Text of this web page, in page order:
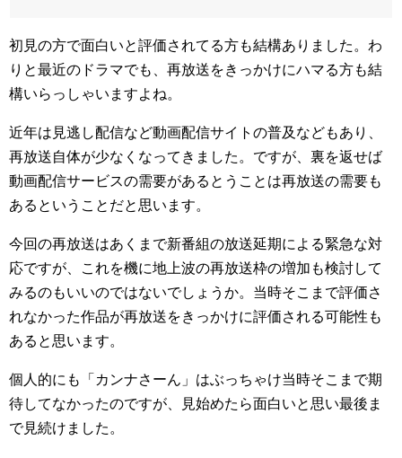
初見の方で面白いと評価されてる方も結構ありました。わ
りと最近のドラマでも、再放送をきっかけにハマる方も結
構いらっしゃいますよね。
近年は見逃し配信など動画配信サイトの普及などもあり、
再放送自体が少なくなってきました。ですが、裏を返せば
動画配信サービスの需要があるとうことは再放送の需要も
あるということだと思います。
今回の再放送はあくまで新番組の放送延期による緊急な対
応ですが、これを機に地上波の再放送枠の増加も検討して
みるのもいいのではないでしょうか。当時そこまで評価さ
れなかった作品が再放送をきっかけに評価される可能性も
あると思います。
個人的にも「カンナさーん」はぶっちゃけ当時そこまで期
待してなかったのですが、見始めたら面白いと思い最後ま
で見続けました。